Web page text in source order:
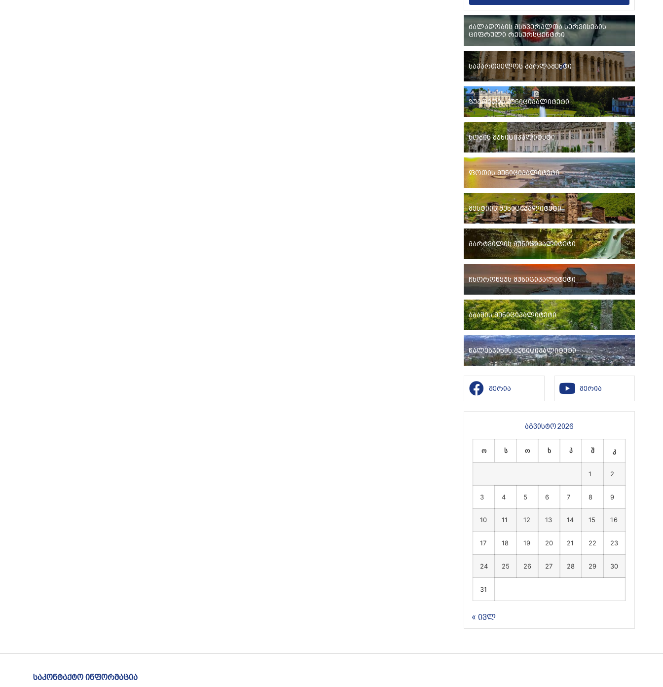
ძალადობის მსხვერპლთა სერვისების
ციფრული რესურსცენტრი
საქართველოს პარლამენტი
ზუგდიდის მუნიციპალიტეტი
ხობის მუნიციპალიტეტი
ფოთის მუნიციპალიტეტი
მესტიის მუნიციპალიტეტი
მარტვილის მუნიციპალიტეტი
ჩხოროწყუს მუნიციპალიტეტი
აბაშის მუნიციპალიტეტი
წალენჯიხის მუნიციპალიტეტი
მერია მერია
აგვისტო 2026
ო ს ო ხ პ შ კ
1 2
3 4 5 6 7 8 9
10 11 12 13 14 15 16
17 18 19 20 21 22 23
24 25 26 27 28 29 30
31
« ივლ
საკონტაქტო ინფორმაცია